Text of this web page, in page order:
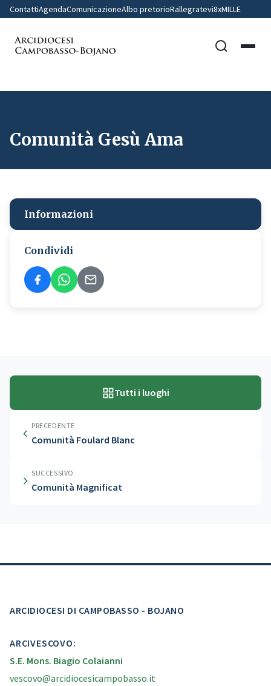
ContattiAgendaComunicazioneAlbo pretorioRallegratevi8xMILLE
Comunità Gesù Ama
Informazioni
Condividi
PRECEDENTE
Comunità Foulard Blanc
Tutti i luoghi
SUCCESSIVO
Comunità Magnificat
ARCIDIOCESI DI CAMPOBASSO - BOJANO
ARCIVESCOVO:
S.E. Mons. Biagio Colaianni
vescovo@arcidiocesicampobasso.it